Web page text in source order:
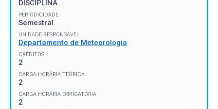
DISCIPLINA
PERIODICIDADE
Semestral
UNIDADE RESPONSÁVEL
Departamento de Meteorologia
CRÉDITOS
2
CARGA HORÁRIA TEÓRICA
2
CARGA HORÁRIA OBRIGATÓRIA
2